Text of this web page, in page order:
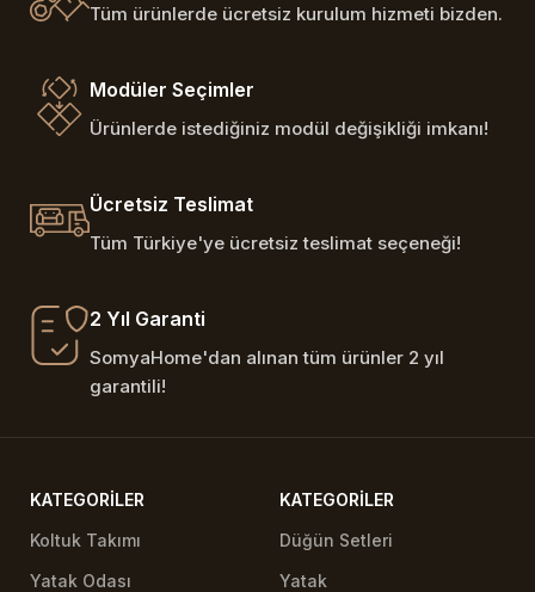
Tüm ürünlerde ücretsiz kurulum hizmeti bizden.
Modüler Seçimler
Ürünlerde istediğiniz modül değişikliği imkanı!
Ücretsiz Teslimat
Tüm Türkiye'ye ücretsiz teslimat seçeneği!
2 Yıl Garanti
SomyaHome'dan alınan tüm ürünler 2 yıl
garantili!
KATEGORILER
Koltuk Takımı
Yatak Odası
KATEGORILER
Düğün Setleri
Yatak